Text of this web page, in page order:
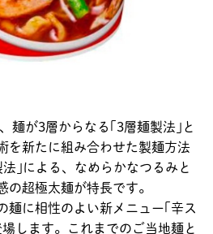
麺が3層からなる｢3層麺製法｣と
を新たに組み合わせた製麺方法
法｣による、なめらかなつるみと
の超極太麺が特長です。
麺に相性のよい新メニュー｢辛ス
します。これまでのご当地麺と